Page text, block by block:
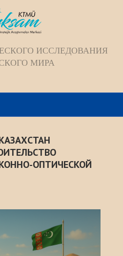
ИССЛЕДОВАНИЯ
МИРА
ОПТИЧЕСКОЙ